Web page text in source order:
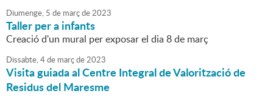
Diumenge, 5 de marçde2023
Taller per a infants
Creació d'un mural per exposar el dia 8 de març
Dissabte,4de marçde2023
Visita guiada al Centre Integral de Valorització de
Residus del Maresme